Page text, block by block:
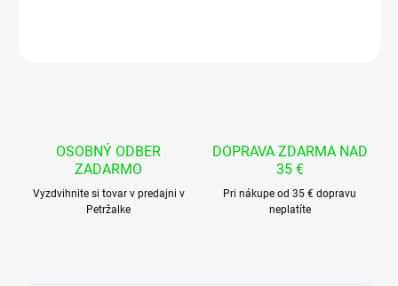
OSOBNÝ ODBER
ZADARMO
Vyzdvihnite si tovar v predajni v
Petržalke
DOPRAVA ZDARMA NAD
35 €
Pri nákupe od 35 € dopravu
neplatíte